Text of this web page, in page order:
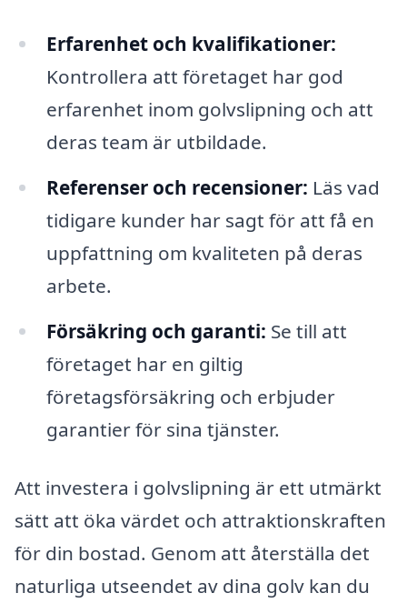
Erfarenhet och kvalifikationer:
Kontrollera att företaget har god
erfarenhet inom golvslipning och att
deras team är utbildade.
Referenser och recensioner: Läs vad
tidigare kunder har sagt för att få en
uppfattning om kvaliteten på deras
arbete.
Försäkring och garanti: Se till att
företaget har en giltig
företagsförsäkring och erbjuder
garantier för sina tjänster.
Att investera i golvslipning är ett utmärkt
sätt att öka värdet och attraktionskraften
för din bostad. Genom att återställa det
naturliga utseendet av dina golv kan du